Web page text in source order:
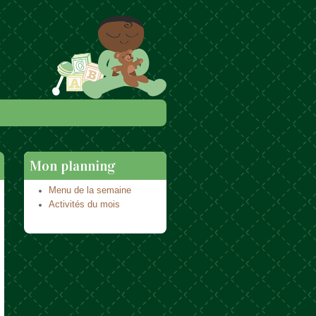
Mon planning
Menu de la semaine
Activités du mois